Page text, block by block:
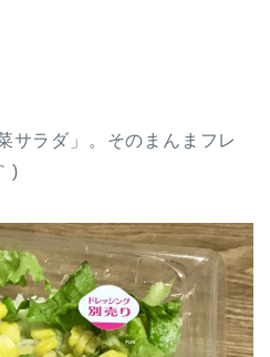
サラダ」。そのまんまフレ
)